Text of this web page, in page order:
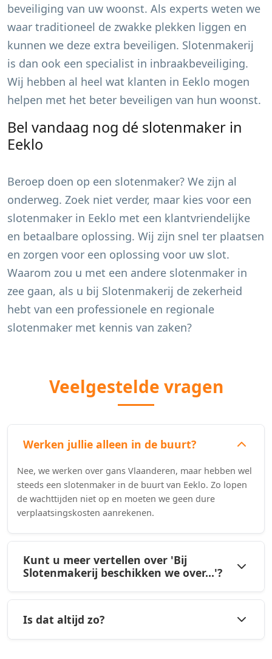
beveiliging van uw woonst. Als experts weten we
waar traditioneel de zwakke plekken liggen en
kunnen we deze extra beveiligen. Slotenmakerij
is dan ook een specialist in inbraakbeveiliging.
Wij hebben al heel wat klanten in Eeklo mogen
helpen met het beter beveiligen van hun woonst.
Bel vandaag nog dé slotenmaker in
Eeklo
Beroep doen op een slotenmaker? We zijn al
onderweg. Zoek niet verder, maar kies voor een
slotenmaker in Eeklo met een klantvriendelijke
en betaalbare oplossing. Wij zijn snel ter plaatsen
en zorgen voor een oplossing voor uw slot.
Waarom zou u met een andere slotenmaker in
zee gaan, als u bij Slotenmakerij de zekerheid
hebt van een professionele en regionale
slotenmaker met kennis van zaken?
Veelgestelde vragen
Werken jullie alleen in de buurt?
Nee, we werken over gans Vlaanderen, maar hebben wel
steeds een slotenmaker in de buurt van Eeklo. Zo lopen
de wachttijden niet op en moeten we geen dure
verplaatsingskosten aanrekenen.
Kunt u meer vertellen over 'Bij
Slotenmakerij beschikken we over...'?
Is dat altijd zo?